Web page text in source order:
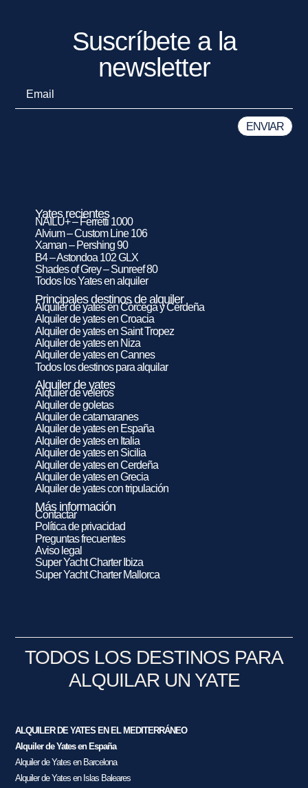
Suscríbete a la
newsletter
Yates recientes
NAILU+ – Ferretti 1000
Alvium – Custom Line 106
Xaman – Pershing 90
B4 – Astondoa 102 GLX
Shades of Grey – Sunreef 80
Todos los Yates en alquiler
Principales destinos de alquiler
Alquiler de yates en Córcega y Cerdeña
Alquiler de yates en Croacia
Alquiler de yates en Saint Tropez
Alquiler de yates en Niza
Alquiler de yates en Cannes
Todos los destinos para alquilar
Alquiler de yates
Alquiler de veleros
Alquiler de goletas
Alquiler de catamaranes
Alquiler de yates en España
Alquiler de yates en Italia
Alquiler de yates en Sicilia
Alquiler de yates en Cerdeña
Alquiler de yates en Grecia
Alquiler de yates con tripulación
Más información
Contactar
Política de privacidad
Preguntas frecuentes
Aviso legal
Super Yacht Charter Ibiza
Super Yacht Charter Mallorca
TODOS LOS DESTINOS PARA
ALQUILAR UN YATE
ALQUILER DE YATES EN EL MEDITERRÁNEO
Alquiler de Yates en España
Alquiler de Yates en Barcelona
Alquiler de Yates en Islas Baleares